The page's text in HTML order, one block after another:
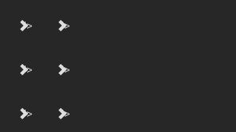
"> ">
"> ">
"> ">